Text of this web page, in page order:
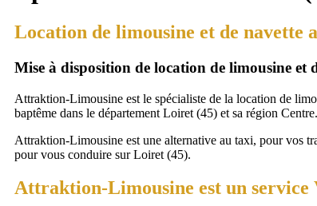
Location de limousine et de navette
Mise à disposition de location de limousine
Attraktion-Limousine est le spécialiste de la location de
baptême dans le département Loiret (45) et sa région Centre.
Attraktion-Limousine est une alternative au taxi, pour vos
pour vous conduire sur Loiret (45).
Attraktion-Limousine est un service